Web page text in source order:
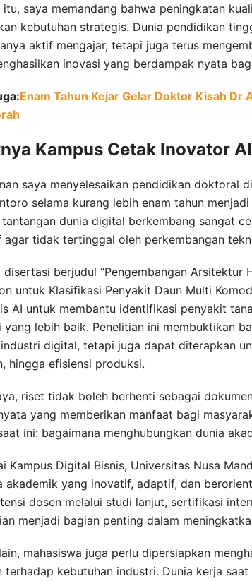
itu, saya memandang bahwa peningkatan
kebutuhan strategis. Dunia pendidikan
aktif mengajar, tetapi juga terus
inovasi yang berdampak nyata
Enam Tahun Kejar Gelar Doktor Kisah Dr
Kampus Cetak Inovator AI
saya menyelesaikan pendidikan doktoral
selama kurang lebih enam tahun
dunia digital berkembang sangat
agar tidak tertinggal oleh perkembangan
disertasi berjudul “Pengembangan Arsitektur
untuk Klasifikasi Penyakit Daun Multi
AI untuk membantu identifikasi penyakit
yang lebih baik. Penelitian ini membuktikan
digital, tetapi juga dapat diterapkan
hingga efisiensi produksi.
riset tidak boleh berhenti sebagai
yang memberikan manfaat bagi
ini: bagaimana menghubungkan dunia
Kampus Digital Bisnis, Universitas Nusa
akademik yang inovatif, adaptif, dan
dosen melalui studi lanjut, sertifikasi
menjadi bagian penting dalam
mahasiswa juga perlu dipersiapkan
terhadap kebutuhan industri. Dunia kerja